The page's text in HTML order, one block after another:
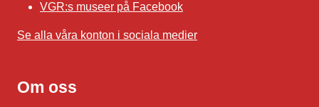
VGR:s museer på Facebook
Se alla våra konton i sociala medier
Om oss